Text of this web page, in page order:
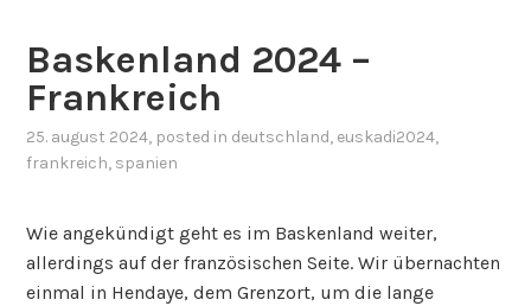
Baskenland 2024 –
Frankreich
25. august 2024, posted in deutschland, euskadi2024,
frankreich, spanien
Wie angekündigt geht es im Baskenland weiter,
allerdings auf der französischen Seite. Wir übernachten
einmal in Hendaye, dem Grenzort, um die lange